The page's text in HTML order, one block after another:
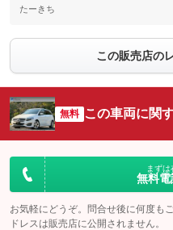
たーきち
この販売店の
無料 この車両に関
まず
無料
お気軽にどうぞ。問合せ後に何度も
ドレスは販売店に公開されません。